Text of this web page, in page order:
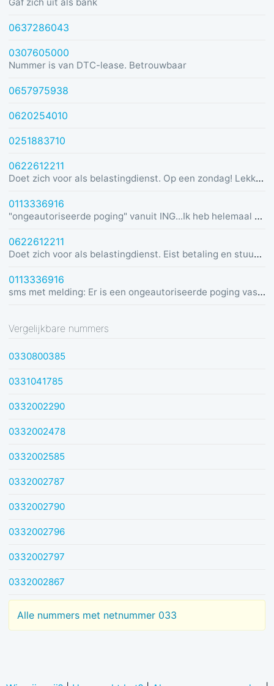
0637286043
0307605000
Nummer is van DTC-lease. Betrouwbaar
0657975938
0620254010
0251883710
0622612211
Doet zich voor als belastingdienst. Op een zondag! Lekker dom
0113336916
"ongeautoriseerde poging" vanuit ING...Ik heb helemaal geen rekening bij ING :)
0622612211
Doet zich voor als belastingdienst. Eist betaling en stuurt link in bericht met dreiging van beslaglegging.
0113336916
sms met melding: Er is een ongeautoriseerde poging vastgesteld vanuit Duitsland was u dit niet? Bel de alarmlijn op 0113336916
Vergelijkbare nummers
0330800385
0331041785
0332002290
0332002478
0332002585
0332002787
0332002790
0332002796
0332002797
0332002867
Alle nummers met netnummer 033